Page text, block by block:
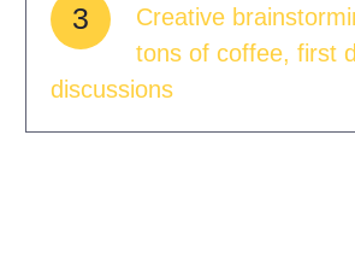
3
Creative
tons of coffee, first
discussions